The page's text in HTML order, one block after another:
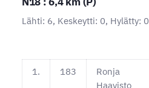
Lähti: 6, Keskeytti: 0, Hylätty: 0
1. 183
Ronja
Haavisto